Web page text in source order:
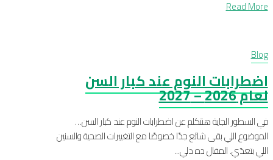
Read More
Blog
اضطرابات النوم عند كبار السن
لعام 2026 – 2027
في السطور الجاية هنتكلم عن اضطرابات النوم عند كبار السن…
الموضوع اللي بقى شائع جدًا خصوصًا مع التغييرات الصحية والسنين
اللي بتعدّي. المقال ده دلي...